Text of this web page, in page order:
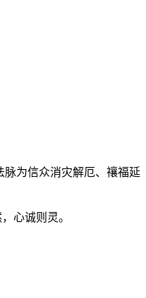
为信众消灾解厄、禳福延
心诚则灵。